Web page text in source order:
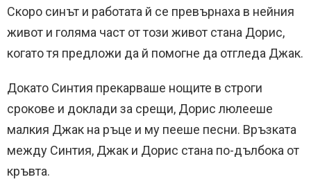
Скоро синът и работата й се превърнаха в нейния
живот и голяма част от този живот стана Дорис,
когато тя предложи да й помогне да отгледа Джак.
Докато Синтия прекарваше нощите в строги
срокове и доклади за срещи, Дорис люлееше
малкия Джак на ръце и му пееше песни. Връзката
между Синтия, Джак и Дорис стана по-дълбока от
кръвта.